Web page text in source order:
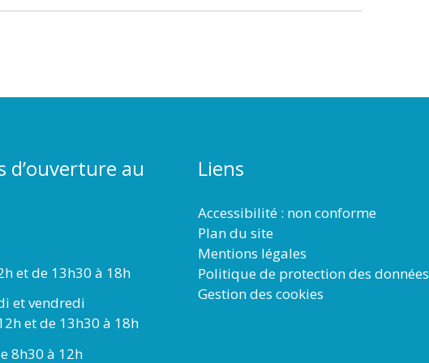
d’ouverture au
et de 13h30 à 18h
et vendredi
et de 13h30 à 18h
8h30 à 12h
Liens
Accessibilité : non conforme
Plan du site
Mentions légales
Politique de protection des données
Gestion des cookies